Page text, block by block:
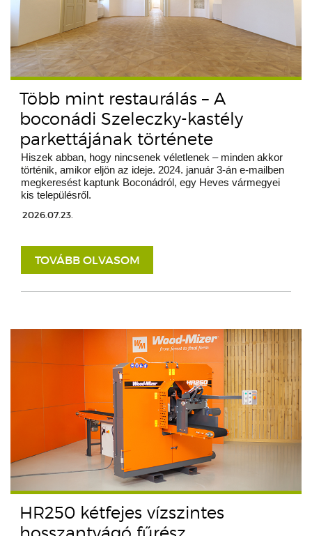
Több mint restaurálás – A
boconádi Szeleczky-kastély
parkettájának története
Hiszek abban, hogy nincsenek véletlenek – minden akkor
történik, amikor eljön az ideje. 2024. január 3-án e-mailben
megkeresést kaptunk Boconádról, egy Heves vármegyei
kis településről.
2026.07.23.
TOVÁBB OLVASOM
HR250 kétfejes vízszintes